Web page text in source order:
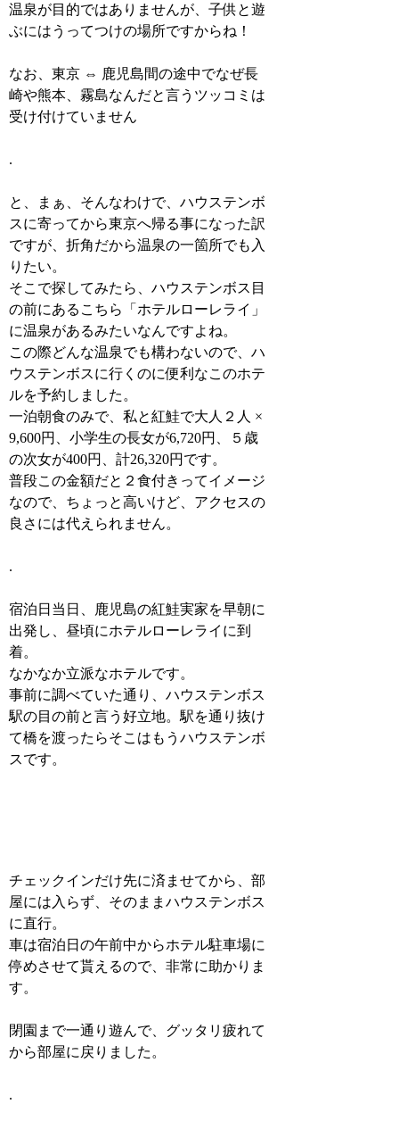
温泉が目的ではありませんが、子供と遊
ぶにはうってつけの場所ですからね！
なお、東京 ⇔ 鹿児島間の途中でなぜ長
崎や熊本、霧島なんだと言うツッコミは
受け付けていません
.
と、まぁ、そんなわけで、ハウステンボ
スに寄ってから東京へ帰る事になった訳
ですが、折角だから温泉の一箇所でも入
りたい。
そこで探してみたら、ハウステンボス目
の前にあるこちら「ホテルローレライ」
に温泉があるみたいなんですよね。
この際どんな温泉でも構わないので、ハ
ウステンボスに行くのに便利なこのホテ
ルを予約しました。
一泊朝食のみで、私と紅鮭で大人２人 ×
9,600円、小学生の長女が6,720円、５歳
の次女が400円、計26,320円です。
普段この金額だと２食付きってイメージ
なので、ちょっと高いけど、アクセスの
良さには代えられません。
.
宿泊日当日、鹿児島の紅鮭実家を早朝に
出発し、昼頃にホテルローレライに到
着。
なかなか立派なホテルです。
事前に調べていた通り、ハウステンボス
駅の目の前と言う好立地。駅を通り抜け
て橋を渡ったらそこはもうハウステンボ
スです。
チェックインだけ先に済ませてから、部
屋には入らず、そのままハウステンボス
に直行。
車は宿泊日の午前中からホテル駐車場に
停めさせて貰えるので、非常に助かりま
す。
閉園まで一通り遊んで、グッタリ疲れて
から部屋に戻りました。
.